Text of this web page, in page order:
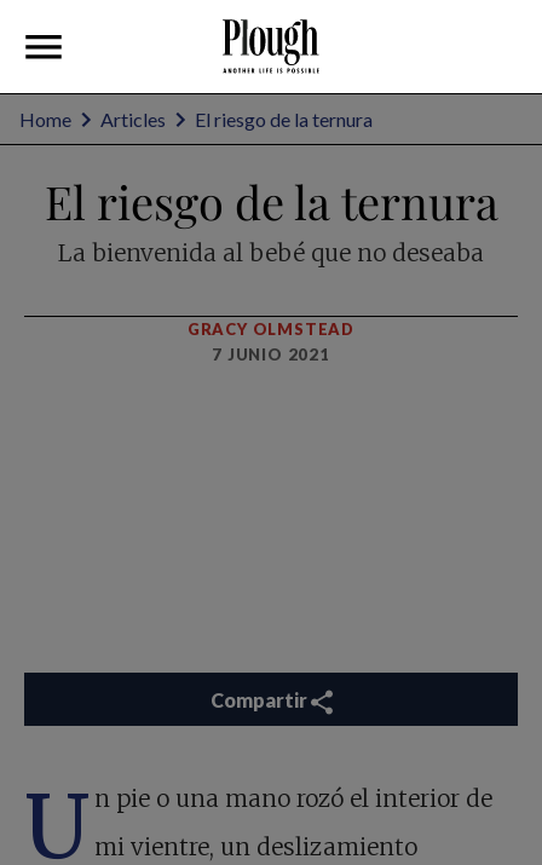
Home Articles El riesgo de la ternura
El riesgo de la ternura
La bienvenida al bebé que no deseaba
GRACY OLMSTEAD
7 JUNIO 2021
Compartir
U n pie o una mano rozó el interior de
mi vientre, un deslizamiento